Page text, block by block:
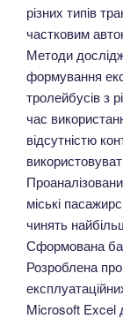
різних типів
частковим
Методи
формування
тролейбусів з
час
відсутністю
міські
чинять
Сформована
Розроблена
Microsoft Excel